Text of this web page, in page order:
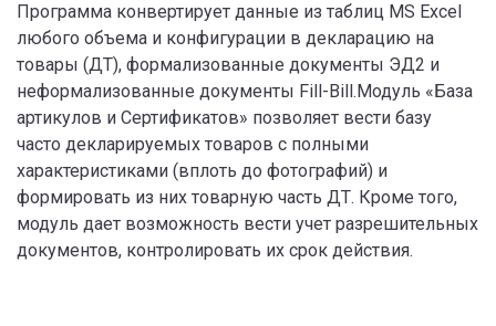
Программа конвертирует данные из таблиц MS Excel
любого объема и конфигурации в декларацию на
товары (ДТ), формализованные документы ЭД2 и
неформализованные документы Fill-Bill.Модуль «База
артикулов и Сертификатов» позволяет вести базу
часто декларируемых товаров с полными
характеристиками (вплоть до фотографий) и
формировать из них товарную часть ДТ. Кроме того,
модуль дает возможность вести учет разрешительных
документов, контролировать их срок действия.